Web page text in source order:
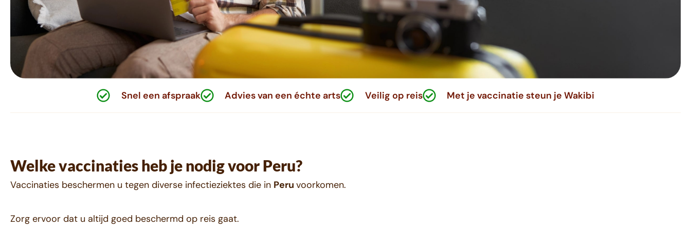
Snel een afspraak Advies van een échte arts Veilig op reis Met je vaccinatie steun je Wakibi
Welke vaccinaties heb je nodig voor Peru?
Vaccinaties beschermen u tegen diverse infectieziektes die in Peru voorkomen.
Zorg ervoor dat u altijd goed beschermd op reis gaat.